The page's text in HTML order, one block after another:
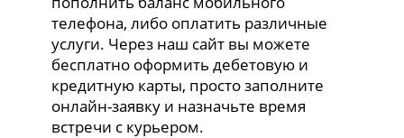
телефона, либо оплатить различные
услуги. Через наш сайт вы можете
бесплатно оформить дебетовую и
кредитную карты, просто заполните
онлайн-заявку и назначьте время
встречи с курьером.